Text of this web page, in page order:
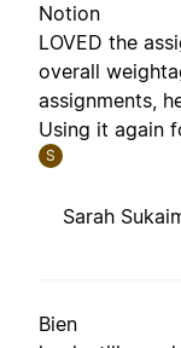
Notion
LOVED the
overall
assignments,
Using it again
S
Sarah
Bien